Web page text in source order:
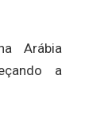
Arábia
a